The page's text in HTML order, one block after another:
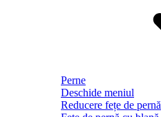
Perne
Deschide meniul
Reducere fețe de pernă